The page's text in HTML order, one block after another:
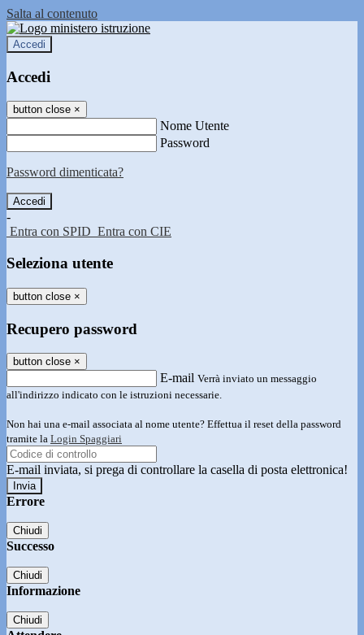
Salta al contenuto
Accedi
Accedi
button close ×
Nome Utente
Password
Password dimenticata?
-
Entra con SPID Entra con CIE
Seleziona utente
button close ×
Recupero password
button close ×
E-mail Verrà inviato un messaggio
all'indirizzo indicato con le istruzioni necessarie.
Non hai una e-mail associata al nome utente? Effettua il reset della password
tramite la Login Spaggiari
E-mail inviata, si prega di controllare la casella di posta elettronica!
Errore
Chiudi
Successo
Chiudi
Informazione
Chiudi